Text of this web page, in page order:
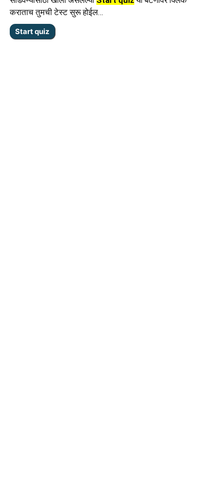
कराताच तुमची टेस्ट सुरू होईल…